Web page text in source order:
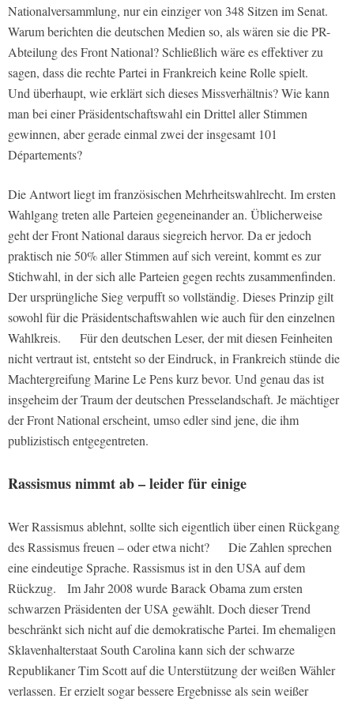
Nationalversammlung, nur ein einziger von 348 Sitzen im Senat.
Warum berichten die deutschen Medien so, als wären sie die PR-
Abteilung des Front National? Schließlich wäre es effektiver zu
sagen, dass die rechte Partei in Frankreich keine Rolle spielt.
Und überhaupt, wie erklärt sich dieses Missverhältnis? Wie kann
man bei einer Präsidentschaftswahl ein Drittel aller Stimmen
gewinnen, aber gerade einmal zwei der insgesamt 101
Départements?
Die Antwort liegt im französischen Mehrheitswahlrecht. Im ersten
Wahlgang treten alle Parteien gegeneinander an. Üblicherweise
geht der Front National daraus siegreich hervor. Da er jedoch
praktisch nie 50% aller Stimmen auf sich vereint, kommt es zur
Stichwahl, in der sich alle Parteien gegen rechts zusammenfinden.
Der ursprüngliche Sieg verpufft so vollständig. Dieses Prinzip gilt
sowohl für die Präsidentschaftswahlen wie auch für den einzelnen
Wahlkreis. Für den deutschen Leser, der mit diesen Feinheiten
nicht vertraut ist, entsteht so der Eindruck, in Frankreich stünde die
Machtergreifung Marine Le Pens kurz bevor. Und genau das ist
insgeheim der Traum der deutschen Presselandschaft. Je mächtiger
der Front National erscheint, umso edler sind jene, die ihm
publizistisch entgegentreten.
Rassismus nimmt ab – leider für einige
Wer Rassismus ablehnt, sollte sich eigentlich über einen Rückgang
des Rassismus freuen – oder etwa nicht? Die Zahlen sprechen
eine eindeutige Sprache. Rassismus ist in den USA auf dem
Rückzug. Im Jahr 2008 wurde Barack Obama zum ersten
schwarzen Präsidenten der USA gewählt. Doch dieser Trend
beschränkt sich nicht auf die demokratische Partei. Im ehemaligen
Sklavenhalterstaat South Carolina kann sich der schwarze
Republikaner Tim Scott auf die Unterstützung der weißen Wähler
verlassen. Er erzielt sogar bessere Ergebnisse als sein weißer